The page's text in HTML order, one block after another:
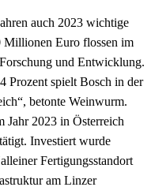
auch 2023 wichtige
Euro flossen im
und Entwicklung.
Prozent spielt Bosch in der
betonte Weinwurm.
Jahr 2023 in Österreich
Investiert wurde
Fertigungsstandort
am Linzer